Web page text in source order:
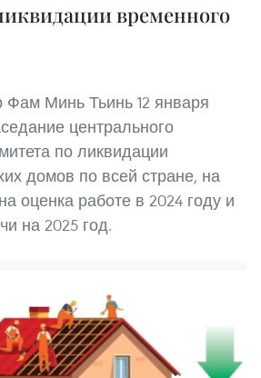
временного
Фам Минь Тьинь 12 января
центрального
по ликвидации
домов по всей стране, на
оценка работе в 2024 году и
на 2025 год.